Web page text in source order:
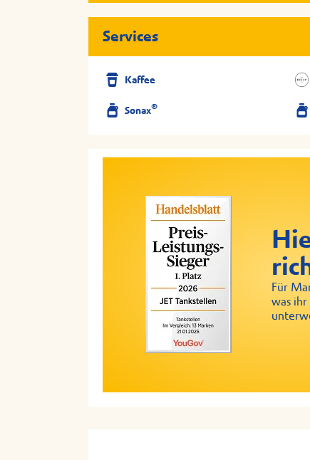
Services
Kaffee
Sonax®
Für
was ihr